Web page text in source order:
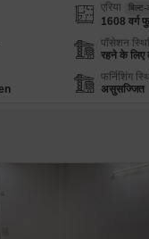
एरिया बिल्ट-
1608 वर्ग
पॉसेशन
रहने के लिए
फर्निशिंग
असुसज्जित